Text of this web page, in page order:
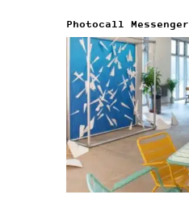
Photocall Messenger